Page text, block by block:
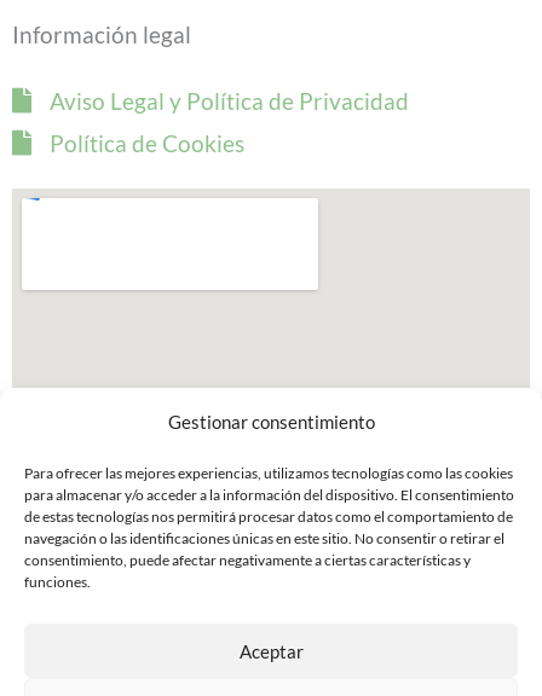
Gestionar consentimiento
Para ofrecer las mejores experiencias, utilizamos tecnologías como las cookies
para almacenar y/o acceder a la información del dispositivo. El consentimiento
de estas tecnologías nos permitirá procesar datos como el comportamiento de
navegación o las identificaciones únicas en este sitio. No consentir o retirar el
consentimiento, puede afectar negativamente a ciertas características y
funciones.
Aceptar
Información legal
Aviso Legal y Política de Privacidad
Política de Cookies